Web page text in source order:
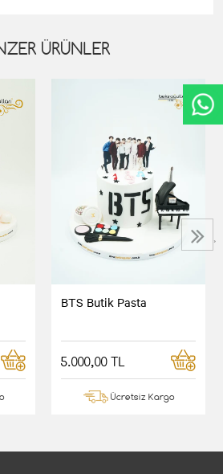
ÜRÜNLER
BTS Butik Pasta
5.000,00 TL
Ücretsiz Kargo
›